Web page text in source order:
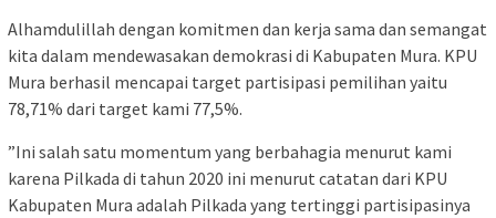
Alhamdulillah dengan komitmen dan kerja sama dan semangat
kita dalam mendewasakan demokrasi di Kabupaten Mura. KPU
Mura berhasil mencapai target partisipasi pemilihan yaitu
78,71% dari target kami 77,5%.
”Ini salah satu momentum yang berbahagia menurut kami
karena Pilkada di tahun 2020 ini menurut catatan dari KPU
Kabupaten Mura adalah Pilkada yang tertinggi partisipasinya